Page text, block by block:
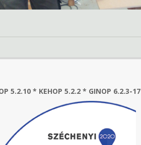
5.2.10 * KEHOP 5.2.2 * GINOP 6.2.3-17